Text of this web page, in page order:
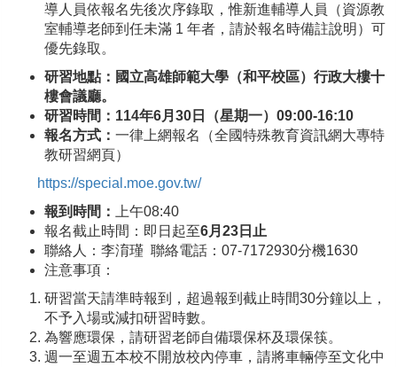
導人員依報名先後次序錄取，惟新進輔導人員（資源教
室輔導老師到任未滿 1 年者，請於報名時備註說明）可
優先錄取。
研習地點：國立高雄師範大學（和平校區）行政大樓十
樓會議廳。
研習時間：114年6月30 日（星期一） 09:00-16:10
報名方式： 一律上網報名（全國特殊教育資訊網大專特
教研習網頁）
https://special.moe.gov.tw/
報到時間：
上午08:40
報名截止時間：即日起至6月23日止
聯絡人：李淯瑾 聯絡電話：07-7172930分機1630
注意事項：
研習當天請準時報到，超過報到截止時間30分鐘以上，
不予入場或減扣研習時數。
為響應環保，請研習老師自備環保杯及環保筷。
週一至週五本校不開放校內停車，請將車輛停至文化中